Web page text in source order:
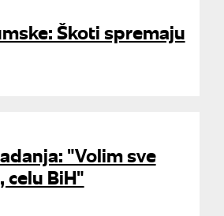
Škoti spremaju
"Volim sve
BiH"